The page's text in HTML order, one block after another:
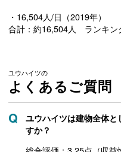
・16,504人/日（2019年）
合計：約16,504人 ランキン
ユウハイツの
よくあるご質問
ユウハイツは建物全体と
すか？